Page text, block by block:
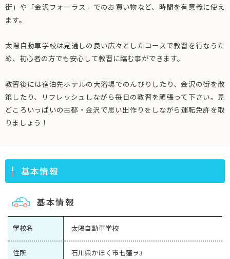
街」や「金沢フォーラス」でのお買い物など、時間を有意義に使え
ます。
太陽自動車学校は見通しの良い広々としたコースで教習を行なうた
め、初心者の方でも安心して教習に臨む事ができます。
教習後には宿泊先ホテルの大浴場でのんびりしたり、金沢の街を散
策したり、リフレッシュしながら毎日の教習を頑張って下さい。見
どころいっぱいの古都・金沢で思い出作りをしながら運転免許を取
りましょう！
基本情報
基本情報
学校名 太陽自動車学校
住所 石川県かほく市七窪ヲ3